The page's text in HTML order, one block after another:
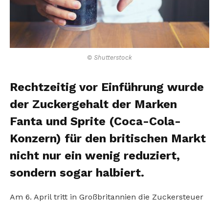
© Shutterstock
Rechtzeitig vor Einführung wurde
der Zuckergehalt der Marken
Fanta und Sprite (Coca-Cola-
Konzern) für den britischen Markt
nicht nur ein wenig reduziert,
sondern sogar halbiert.
Am 6. April tritt in Großbritannien die Zuckersteuer